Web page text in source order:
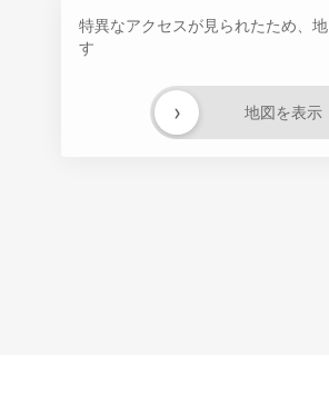
特異なアクセスが見られたため、
す
地図を表示
›